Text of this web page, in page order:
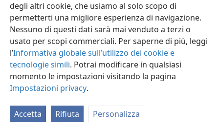
degli altri cookie, che usiamo al solo scopo di
permetterti una migliore esperienza di navigazione.
Nessuno di questi dati sarà mai venduto a terzi o
usato per scopi commerciali. Per saperne di più, leggi
l’Informativa globale sull’utilizzo dei cookie e
tecnologie simili. Potrai modificare in qualsiasi
momento le impostazioni visitando la pagina
Impostazioni privacy.
Accetta Rifiuta Personalizza
JW.ORG
Accedi